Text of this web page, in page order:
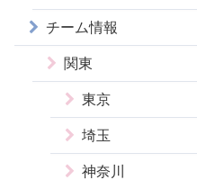
チーム情報
関東
東京
埼玉
神奈川